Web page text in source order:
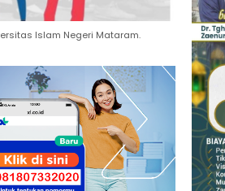
Islam Negeri Mataram.